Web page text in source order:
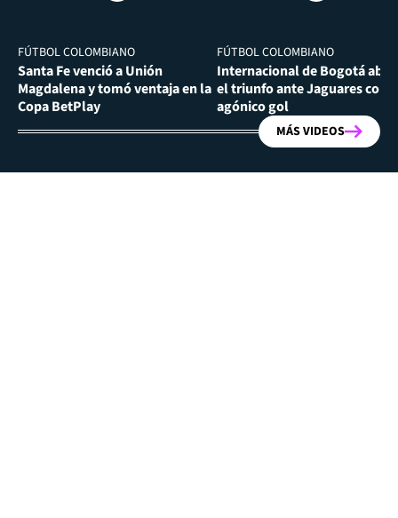
FÚTBOL COLOMBIANO
Santa Fe venció a Unión
Magdalena y tomó ventaja en la
Copa BetPlay
FÚTBOL COLOMBIANO
Internacional de Bogotá
el triunfo ante Jaguares con
agónico gol
MÁS VIDEOS